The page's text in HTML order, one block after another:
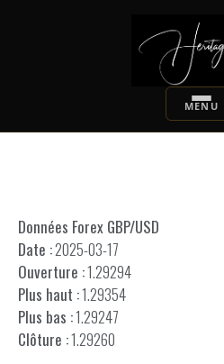
Données Forex GBP/USD
Date :2025-03-17
Ouverture :1.29294
Plus haut :1.29354
Plus bas :1.29247
Clôture :1.29260